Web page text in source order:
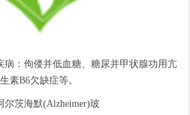
：佝偻并低血糖、糖尿并甲状腺功用亢
素B6欠缺症等。
茨海默(Alzheimer)玻